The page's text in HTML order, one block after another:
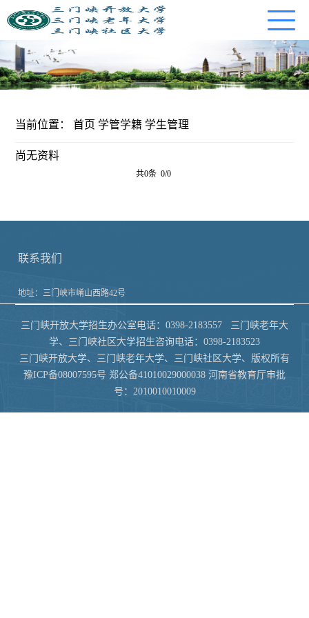
当前位置：首页 学管学籍 学生管理
尚无资料
共0条 0/0
联系我们
地址：三门峡市崤山西路42号
三门峡开放大学招生办公室电话：0398-2183557 三门峡老年大
学、三门峡社区大学招生咨询电话：0398-2183523
三门峡开放大学、三门峡老年大学、三门峡社区大学、版权所有
豫ICP备08007595号 郑公备41010029000038 河南省教育厅审批
号：2010010010009